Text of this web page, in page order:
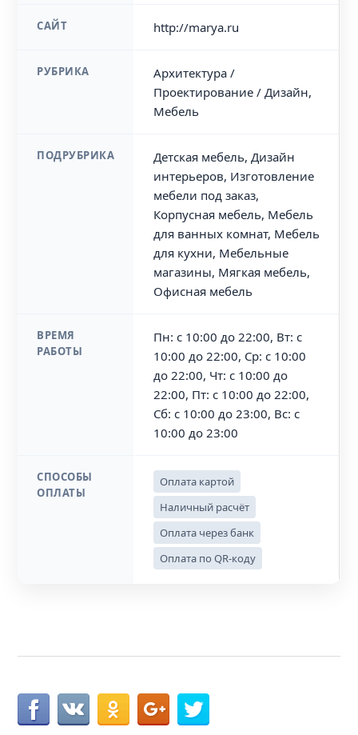
САЙТ http://marya.ru
РУБРИКА
Архитектура /
Проектирование / Дизайн,
Мебель
ПОДРУБРИКА
Детская мебель, Дизайн
интерьеров, Изготовление
мебели под заказ,
Корпусная мебель, Мебель
для ванных комнат, Мебель
для кухни, Мебельные
магазины, Мягкая мебель,
Офисная мебель
ВРЕМЯ
РАБОТЫ
Пн: с 10:00 до 22:00, Вт: с
10:00 до 22:00, Ср: с 10:00
до 22:00, Чт: с 10:00 до
22:00, Пт: с 10:00 до 22:00,
Сб: с 10:00 до 23:00, Вс: с
10:00 до 23:00
СПОСОБЫ
ОПЛАТЫ
Оплата картой
Наличный расчёт
Оплата через банк
Оплата по QR-коду